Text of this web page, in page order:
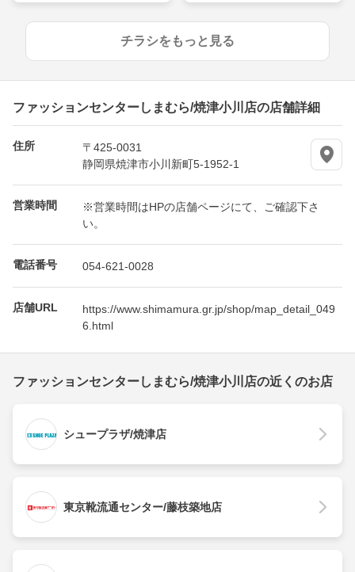
チラシをもっと見る
ファッションセンターしまむら/焼津小川店の店舗詳細
住所
〒425-0031
静岡県焼津市小川新町5-1952-1
営業時間
※営業時間はHPの店舗ページにて、ご確認下さ
い。
電話番号 054-621-0028
店舗URL
https://www.shimamura.gr.jp/shop/map_detail_049
6.html
ファッションセンターしまむら/焼津小川店の近くのお店
シュープラザ/焼津店
東京靴流通センター/藤枝築地店